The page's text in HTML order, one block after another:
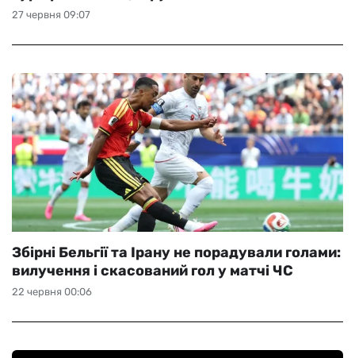
27 червня 09:07
22 червня 00:06
Збірні Бельгії та Ірану не порадували голами:
вилучення і скасований гол у матчі ЧС